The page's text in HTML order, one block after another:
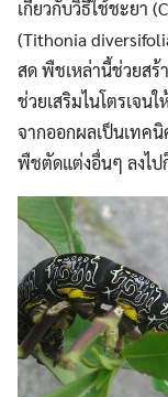
เกี่ยวกับวิธีใช้ชะยา
(Tithonia
สด พืชเหล่านี้ช่วยสร้
ช่วยเสริมไนโตรเจน
จากออกผลเป็นเทค
พืชตัดแต่งอื่นๆ ลงไ